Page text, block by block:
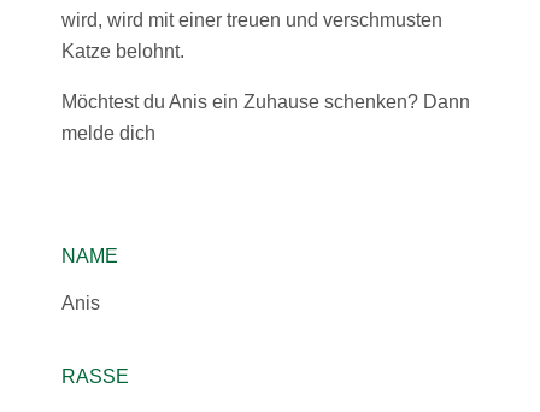
wird, wird mit einer treuen und verschmusten
Katze belohnt.
Möchtest du Anis ein Zuhause schenken? Dann
melde dich
NAME
Anis
RASSE